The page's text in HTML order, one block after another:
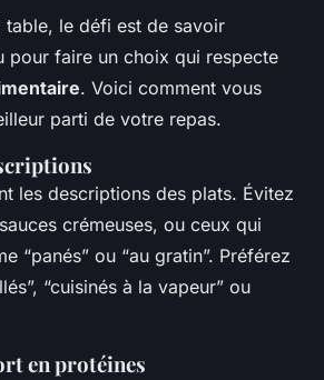
table, le défi est de savoir
pour faire un choix qui respecte
. Voici comment vous
parti de votre repas.
les descriptions des plats. Évitez
crémeuses, ou ceux qui
“panés” ou “au gratin”. Préférez
“cuisinés à la vapeur” ou
en protéines